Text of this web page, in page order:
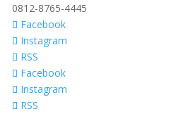
0812-8765-4445
Facebook
Instagram
RSS
Facebook
Instagram
RSS